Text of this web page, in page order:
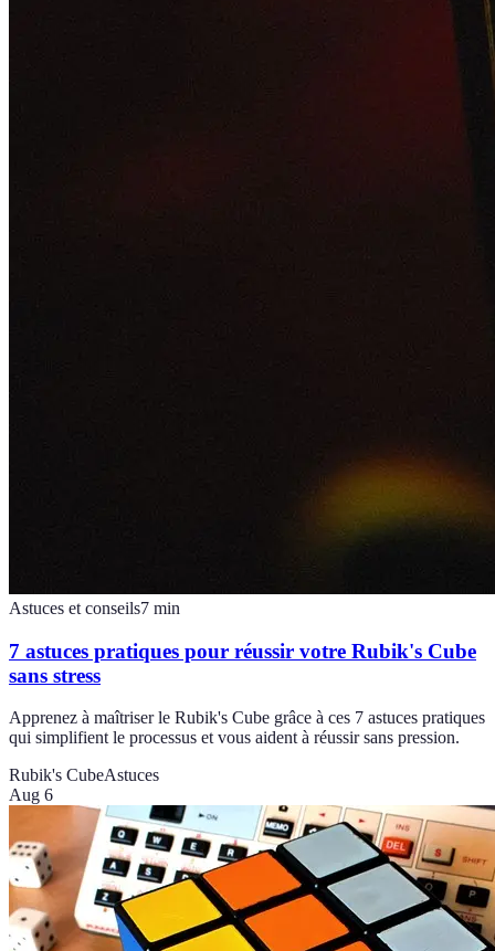
Astuces et conseils7 min
7 astuces pratiques pour réussir votre Rubik's Cube
sans stress
Apprenez à maîtriser le Rubik's Cube grâce à ces 7 astuces pratiques
qui simplifient le processus et vous aident à réussir sans pression.
Rubik's CubeAstuces
Aug 6